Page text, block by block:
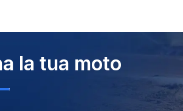
la tua moto